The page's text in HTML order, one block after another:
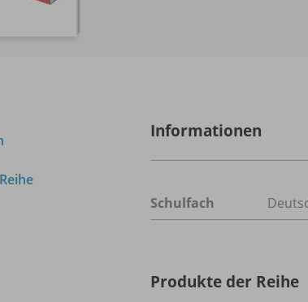
Informationen
Schulfach
Produkte der Reihe